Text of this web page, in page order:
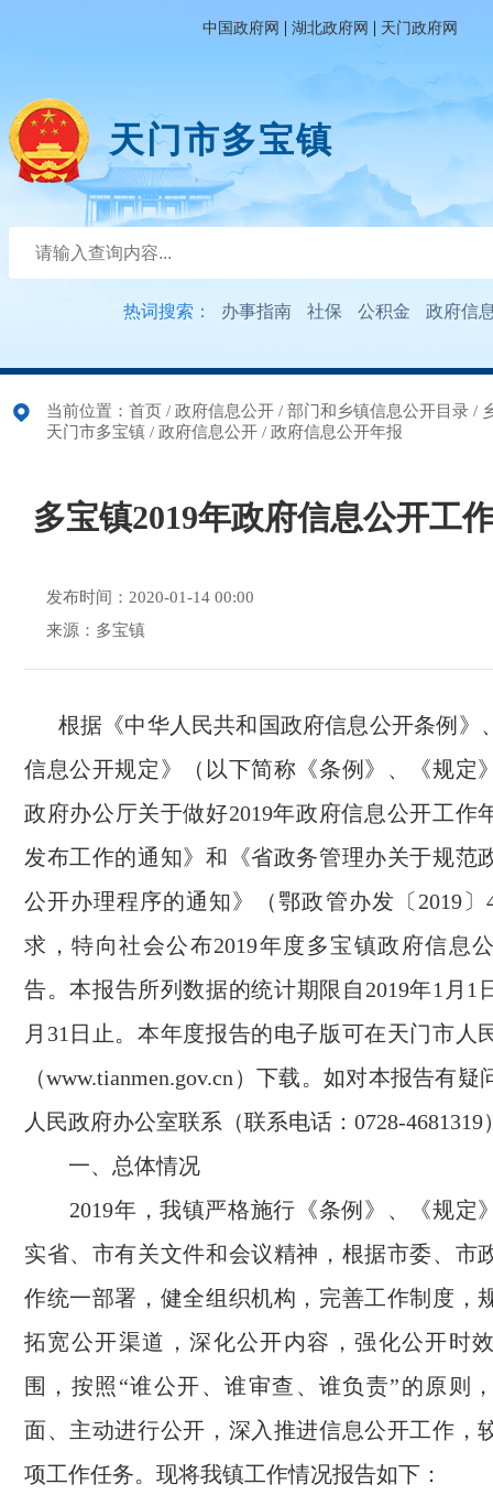
中国政府网 | 湖北政府网 | 天门政府网
天门市多宝镇
热词搜索： 办事指南 社保 公积金 政府信
当前位置： 首页 / 政府信息公开 / 部门和乡镇信息公开目录 /
天门市多宝镇 / 政府信息公开 / 政府信息公开年报
多宝镇2019年政府信息公开工
发布时间：2020-01-14 00:00
来源：多宝镇
根据《中华人民共和国政府信息公开条例》
信息公开规定》（以下简称《条例》、《规定
政府办公厅关于做好2019年政府信息公开工作
发布工作的通知》和《省政务管理办关于规范
公开办理程序的通知》（鄂政管办发〔2019
求，特向社会公布2019年度多宝镇政府信息
告。本报告所列数据的统计期限自2019年1月1
月31日止。本年度报告的电子版可在天门市人
（www.tianmen.gov.cn ）下载。如对本报告有疑
人民政府办公室联系（联系电话：0728-4681319
一、总体情况
2019年，我镇严格施行《条例》、《规定
实省、市有关文件和会议精神，根据市委、市
作统一部署，健全组织机构，完善工作制度，
拓宽公开渠道，深化公开内容，强化公开时
围，按照“谁公开、谁审查、谁负责”的原则
面、主动进行公开，深入推进信息公开工作，
项工作任务。现将我镇工作情况报告如下：